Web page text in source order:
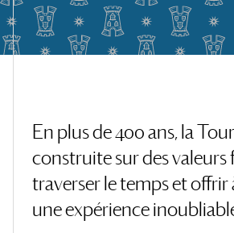
En plus de 400 ans, la Tour
construite sur des
traverser le temps et offrir
une expérience